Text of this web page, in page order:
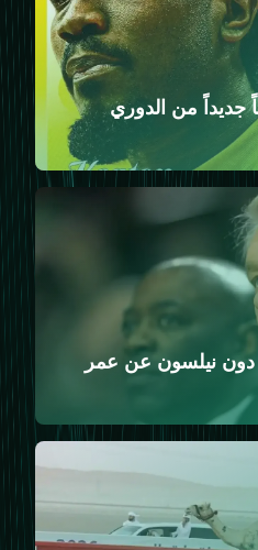
جديداً من الدوري
وفاة أسطورة الـ NBA دون نيلسون عن عمر